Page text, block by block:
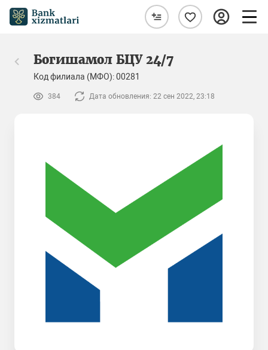
Богишамол БЦУ 24/7
Код филиала (МФО): 00281
384 Дата обновления: 22 сен 2022, 23:18